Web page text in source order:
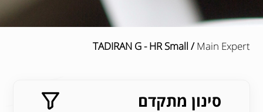
Main Expert
/ TADIRAN G - HR Small
סינון מתקדם